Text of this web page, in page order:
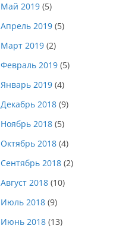
Май 2019 (5)
Апрель 2019 (5)
Март 2019 (2)
Февраль 2019 (5)
Январь 2019 (4)
Декабрь 2018 (9)
Ноябрь 2018 (5)
Октябрь 2018 (4)
Сентябрь 2018 (2)
Август 2018 (10)
Июль 2018 (9)
Июнь 2018 (13)